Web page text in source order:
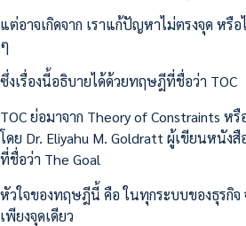
แต่อาจเกิดจาก เราแก้ปัญหาไม่ตรงจุด หรื
ๆ
ซึ่งเรื่องนี้อธิบายได้ด้วยทฤษฎีที่ชื่อว่า TOC
TOC ย่อมาจาก Theory of Constraints ห
โดย Dr. Eliyahu M. Goldratt ผู้เขียนหนัง
ที่ชื่อว่า The Goal
หัวใจของทฤษฎีนี้ คือ ในทุกระบบของธุรกิ
เพียงจุดเดียว